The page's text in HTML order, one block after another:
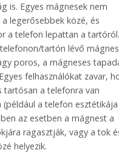
is. Egyes mágnesek nem
legerősebbek közé, és
a telefon lepattan a tartóról.
tartón lévő mágnes
poros, a mágneses
felhasználókat zavar,
tartósan a telefonra van
(például a telefon esztétikája
az esetben a mágnest a
ragasztják, vagy a tok
helyezik.